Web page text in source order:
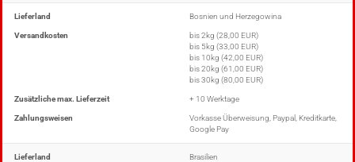
Lieferland Bosnien und Herzegowina
Versandkosten
bis 2kg (28,00 EUR)
bis 5kg (33,00 EUR)
bis 10kg (42,00 EUR)
bis 20kg (61,00 EUR)
bis 30kg (80,00 EUR)
Zusätzliche max. Lieferzeit + 10 Werktage
Zahlungsweisen
Vorkasse Überweisung, Paypal, Kreditkarte,
Google Pay
Lieferland Brasilien